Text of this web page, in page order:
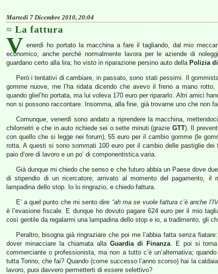
Martedì 7 Dicembre 2010, 20:04
La fattura
V enerdì ho portato la macchina a fare il tagliando, dal mio
economico, anche perché normalmente lavora per le aziende di
guardano certo alla lira; ho visto in riparazione persino auto della Polizia
Però i tentativi di cambiare, in passato, sono stati pessimi. Il
gomme nuove, me l’ha ridata dicendo che avevo il freno a mano
quando gliel’ho portata, ma lui voleva 170 euro per ripararlo. Altri amici
non si possono raccontare. Insomma, alla fine, già trovarne uno che non
Comunque, venerdì sono andato a riprendere la macchina,
chilometri e che in auto richiede sei o sette minuti (grazie GTT). Il
con quello che si legge nei forum), 55 euro per il cambio gomme (le
rotta. A questi si sono sommati 100 euro per il cambio delle pastiglie
paio d’ore di lavoro e un po’ di componentistica varia.
Già dunque mi chiedo che senso e che futuro abbia un Paese dove
di stipendio di un ricercatore; arrivato al momento del pagamento,
lampadina dello stop. Io lo ringrazio, e chiedo fattura.
E’ a quel punto che mi sento dire “ah ma se vuole fattura c’è anche
è l’evasione fiscale. E dunque ho dovuto pagare 624 euro per il mio
così gentile da regalarmi una lampadina dello stop e io, a tradimento, gli
Peraltro, bisogna già ringraziare che poi me l’abbia fatta senza
dover minacciare la chiamata alla Guardia di Finanza. E poi si torna
commerciante o professionista, ma non a tutto c’è un’alternativa;
tutta Torino, che fai? Quando (come successo l’anno scorso) hai la
lavoro, puoi davvero permetterti di essere selettivo?